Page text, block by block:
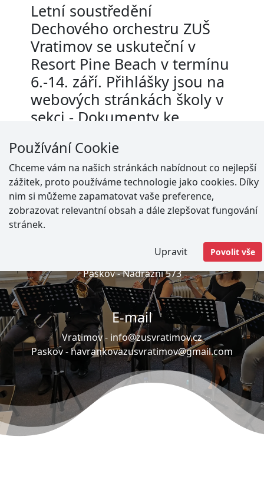
Letní soustředění
Dechového orchestru ZUŠ
Vratimov se uskuteční v
Resort Pine Beach v termínu
6.-14. září. Přihlášky jsou na
webových stránkách školy v
sekci - Dokumenty ke
zveřejněny včas jako každý
rok.
Masarykovo náměstí 192
Paskov -Nádražní 573
E-mail
Vratimov - info@zusvratimov.cz
Paskov -havrankovazusvratimov@gmail.com
Používání Cookie
Chceme vám na našich stránkách nabídnout co nejlepší
zážitek, proto používáme technologie jako cookies. Díky
nim si můžeme zapamatovat vaše preference,
zobrazovat relevantní obsah a dále zlepšovat fungování
stránek.
Upravit Povolit vše